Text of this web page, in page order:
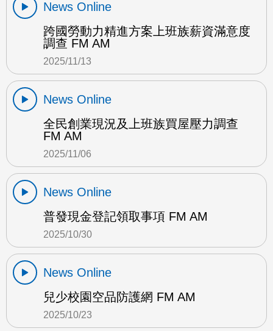
News Online
跨國勞動力精進方案上班族薪資滿意度
調查 FM AM
2025/11/13
News Online
全民創業現況及上班族買屋壓力調查
FM AM
2025/11/06
News Online
普發現金登記領取事項 FM AM
2025/10/30
News Online
兒少校園空品防護網 FM AM
2025/10/23